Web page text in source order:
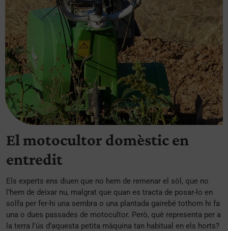
El motocultor domèstic en
entredit
Els experts ens diuen que no hem de remenar el sòl, que no
l’hem de deixar nu, malgrat que quan es tracta de posar-lo en
solfa per fer-hi una sembra o una plantada gairebé tothom hi fa
una o dues passades de motocultor. Però, què representa per a
la terra l’ús d’aquesta petita màquina tan habitual en els horts?